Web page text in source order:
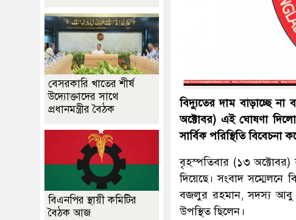
বিদ্যুতের দাম বাড়াচ্ছে
অক্টোবর) এই ঘোষণা দিলো
সার্বিক পরিস্থিতি বিবেচনা
বৃহস্পতিবার (১৩
দিয়েছে। সংবাদ
বজলুর রহমান, সদস্য আবু
উপস্থিত ছিলেন।
বেসরকারি খাতের শীর্ষ
উদ্যোক্তাদের সাথে
প্রধানমন্ত্রীর বৈঠক
বিএনপির স্থায়ী কমিটির
বৈঠক আজ